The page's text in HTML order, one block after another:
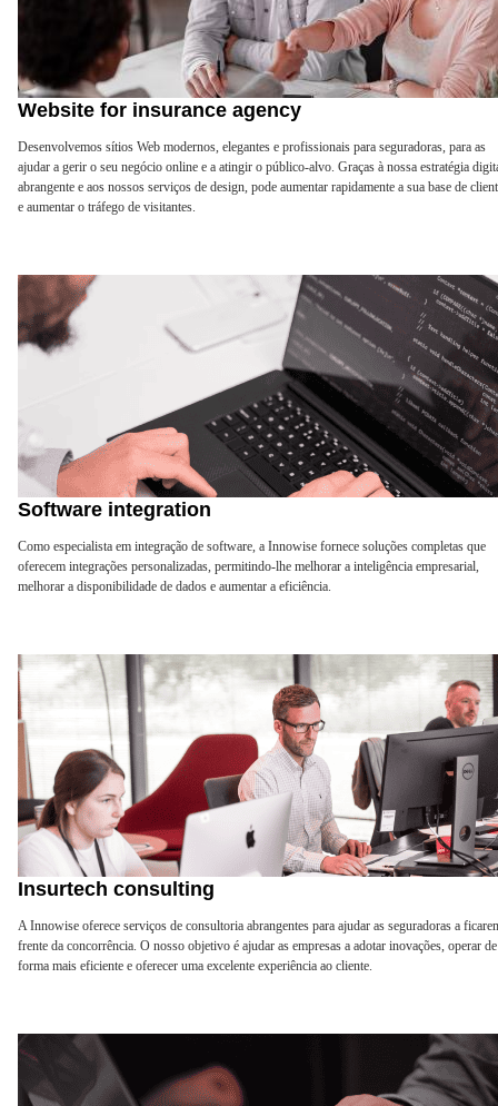
Website for insurance agency
Desenvolvemos sítios Web modernos, elegantes e profissionais para seguradoras, para as
ajudar a gerir o seu negócio online e a atingir o público-alvo. Graças à nossa estratégia
abrangente e aos nossos serviços de design, pode aumentar rapidamente a sua base de
e aumentar o tráfego de visitantes.
Software integration
Como especialista em integração de software, a Innowise fornece soluções completas que
oferecem integrações personalizadas, permitindo-lhe melhorar a inteligência empresarial,
melhorar a disponibilidade de dados e aumentar a eficiência.
Insurtech consulting
A Innowise oferece serviços de consultoria abrangentes para ajudar as seguradoras a
frente da concorrência. O nosso objetivo é ajudar as empresas a adotar inovações, operar de
forma mais eficiente e oferecer uma excelente experiência ao cliente.